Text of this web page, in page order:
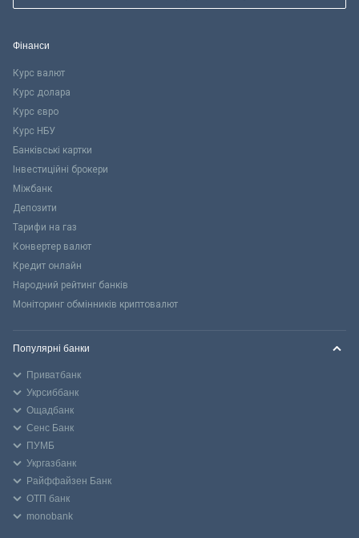
Фінанси
Курс валют
Курс долара
Курс євро
Курс НБУ
Банківські картки
Інвестиційні брокери
Міжбанк
Депозити
Тарифи на газ
Конвертер валют
Кредит онлайн
Народний рейтинг банків
Моніторинг обмінників криптовалют
Популярні банки
Приватбанк
Укрсиббанк
Ощадбанк
Сенс Банк
ПУМБ
Укргазбанк
Райффайзен Банк
ОТП банк
monobank